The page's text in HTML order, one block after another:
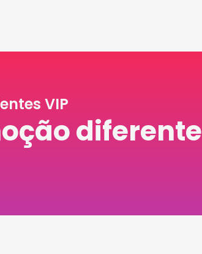
VIP
diferente​